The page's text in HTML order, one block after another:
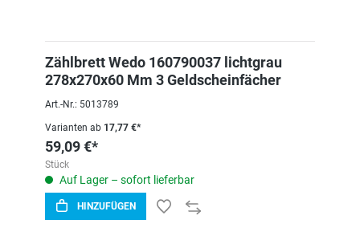
Zählbrett Wedo 160790037 lichtgrau
278x270x60 Mm 3 Geldscheinfächer
Art.-Nr.: 5013789
Varianten ab 17,77 €*
59,09 €*
Stück
Auf Lager – sofort lieferbar
HINZUFÜGEN